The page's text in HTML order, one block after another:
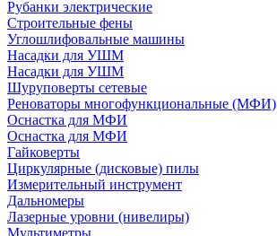
Рубанки электрические
Строительные фены
Углошлифовальные машины
Насадки для УШМ
Насадки для УШМ
Шуруповерты сетевые
Реноваторы многофункциональные (МФИ)
Оснастка для МФИ
Оснастка для МФИ
Гайковерты
Циркулярные (дисковые) пилы
Измерительный инструмент
Дальномеры
Лазерные уровни (нивелиры)
Мультиметры